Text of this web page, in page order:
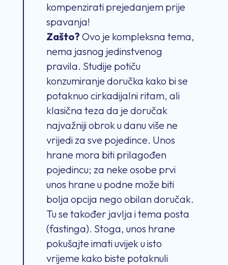
kompenzirati prejedanjem prije
spavanja!
Zašto? Ovo je kompleksna tema,
nema jasnog jedinstvenog
pravila. Studije potiču
konzumiranje doručka kako bi se
potaknuo cirkadijalni ritam, ali
klasična teza da je doručak
najvažniji obrok u danu više ne
vrijedi za sve pojedince. Unos
hrane mora biti prilagođen
pojedincu; za neke osobe prvi
unos hrane u podne može biti
bolja opcija nego obilan doručak.
Tu se također javlja i tema posta
(fastinga). Stoga, unos hrane
pokušajte imati uvijek u isto
vrijeme kako biste potaknuli